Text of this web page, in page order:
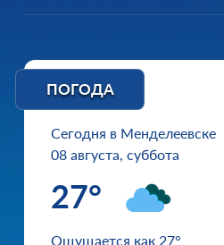
ПОГОДА
Сегодня в Менделеевске
08 августа, суббота
27°
Ощущается как 27°